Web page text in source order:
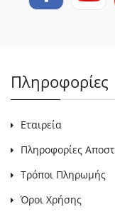
Πληροφορίες
Εταιρεία
Πληροφορίες
Τρόποι Πληρωμής
Όροι Χρήσης